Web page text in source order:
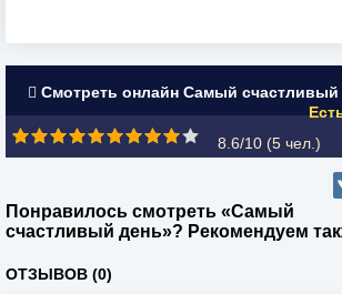
Смотреть онлайн Самый счастливый
8.6/10 (5 чел.)
Понравилось смотреть «Самый
счастливый день»? Рекомендуем
ОТЗЫВОВ (0)